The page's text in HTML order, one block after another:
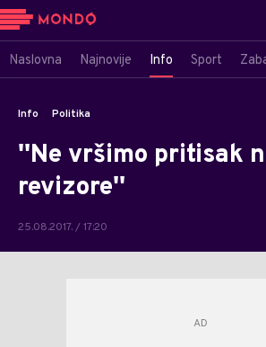
Naslovna Najnovije Info Sport
Info Politika
''Ne vršimo pritisak
revizore''
25.08.2017. / 17:20